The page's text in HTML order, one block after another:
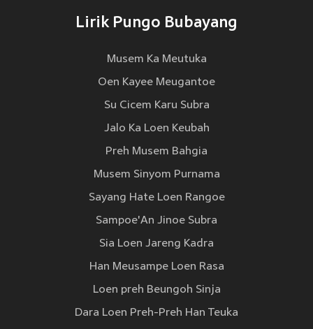
Lirik Pungo Bubayang
Musem Ka Meutuka
Oen Kayee Meugantoe
Su Cicem Karu Subra
Jalo Ka Loen Keubah
Preh Musem Bahgia
Musem Sinyom Purnama
Sayang Hate Loen Rangoe
Sampoe'An Jinoe Subra
Sia Loen Jareng Kadra
Han Meusampe Loen Rasa
Loen preh Beungoh Sinja
Dara Loen Preh-Preh Han Teuka